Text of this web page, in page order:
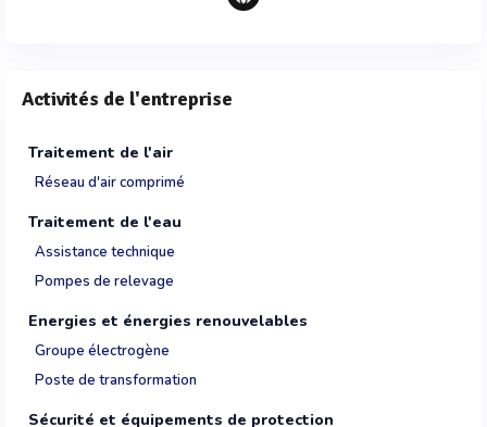
Activités de l'entreprise
Traitement de l'air
Réseau d'air comprimé
Traitement de l'eau
Assistance technique
Pompes de relevage
Energies et énergies renouvelables
Groupe électrogène
Poste de transformation
Sécurité et équipements de protection